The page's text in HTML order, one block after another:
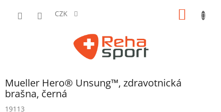
CZK
Mueller Hero® Unsung™, zdravotnická
brašna, černá
19113